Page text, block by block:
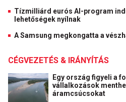
Tízmilliárd eurós AI-program
lehetőségek nyílnak
A Samsung megkongatta a
CÉGVEZETÉS & IRÁNYÍTÁS
Egy ország figyeli a
vállalkozások
áramcsúcsokat